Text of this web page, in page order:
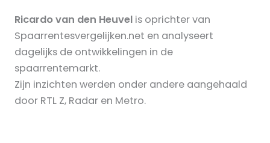
Ricardo van den Heuvel is oprichter van
Spaarrentesvergelijken.net en analyseert
dagelijks de ontwikkelingen in de
spaarrentemarkt.
Zijn inzichten werden onder andere aangehaald
door RTL Z, Radar en Metro.